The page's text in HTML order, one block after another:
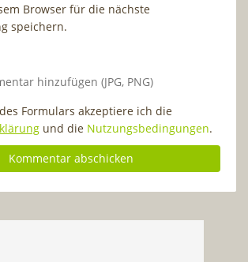
Browser für die nächste
speichern.
hinzufügen (JPG, PNG)
Formulars akzeptiere ich die
und die Nutzungsbedingungen.